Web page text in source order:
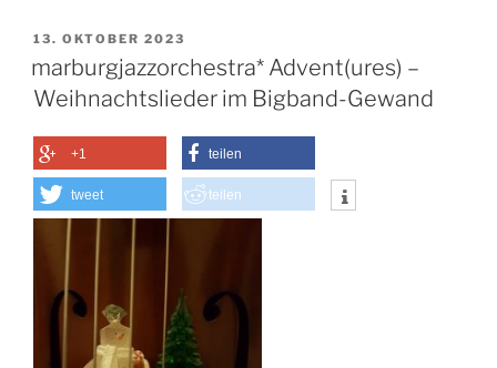
VERÖFFENTLICHT
13. OKTOBER 2023
marburgjazzorchestra* Advent(ures) –
Weihnachtslieder im Bigband-Gewand
+1 teilen
tweet teilen